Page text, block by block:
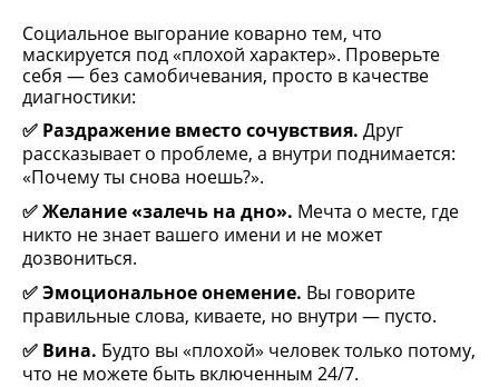
Социальное выгорание коварно тем, что
маскируется под «плохой характер». Проверьте
себя — без самобичевания, просто в качестве
диагностики:
✅ Раздражение вместо сочувствия. Друг
рассказывает о проблеме, а внутри поднимается:
«Почему ты снова ноешь?».
✅ Желание «залечь на дно». Мечта о месте, где
никто не знает вашего имени и не может
дозвониться.
✅ Эмоциональное онемение. Вы говорите
правильные слова, киваете, но внутри — пусто.
✅ Вина. Будто вы «плохой» человек только потому,
что не можете быть включенным 24/7.